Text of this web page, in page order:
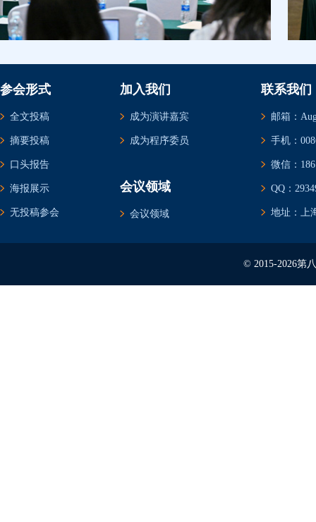
参会形式
全文投稿
摘要投稿
口头报告
海报展示
无投稿参会
加入我们
成为演讲嘉宾
成为程序委员
会议领域
会议领域
联系我们
邮箱：
手机：
微信：
QQ：
地址：上
© 2015-2026第